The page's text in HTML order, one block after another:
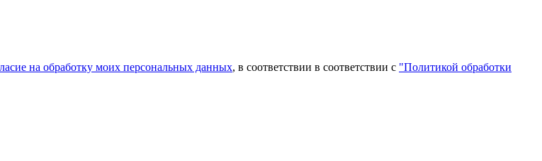
на обработку моих персональных данных, в соответствии в соответствии с "Политикой обработки